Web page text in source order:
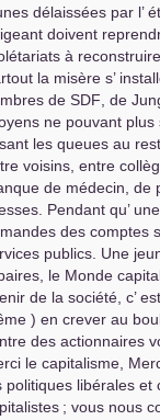
délaissées par l’
doivent
à
la misère s’
de SDF , de
ne pouvant
les queues au
voisins, entre
de médecin, de
Pendant qu’
des comptes
publics. Une
le Monde
de la société, c’
) en crever au
des actionnaires
le capitalisme,
politiques libérales et
; vous nous